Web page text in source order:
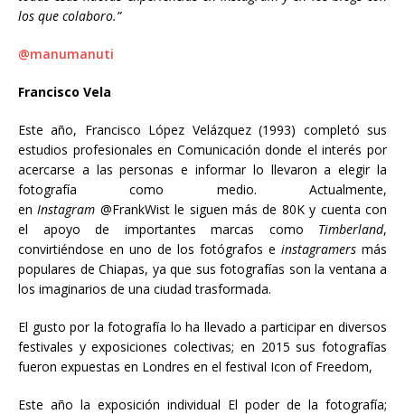
los que colaboro.”
@manumanuti
Francisco Vela
Este año, Francisco López Velázquez (1993) completó sus
estudios profesionales en Comunicación donde el interés por
acercarse a las personas e informar lo llevaron a elegir la
fotografía como medio. Actualmente,
enInstagram @FrankWist le siguen más de 80K y cuenta con
el apoyo de importantes marcas como Timberland,
convirtiéndose en uno de los fotógrafos e instagramers más
populares de Chiapas, ya que sus fotografías son la ventana a
los imaginarios de una ciudad trasformada.
El gusto por la fotografía lo ha llevado a participar en diversos
festivales y exposiciones colectivas; en 2015 sus fotografías
fueron expuestas en Londres en el festival Icon of Freedom,
Este año la exposición individual El poder de la fotografía;